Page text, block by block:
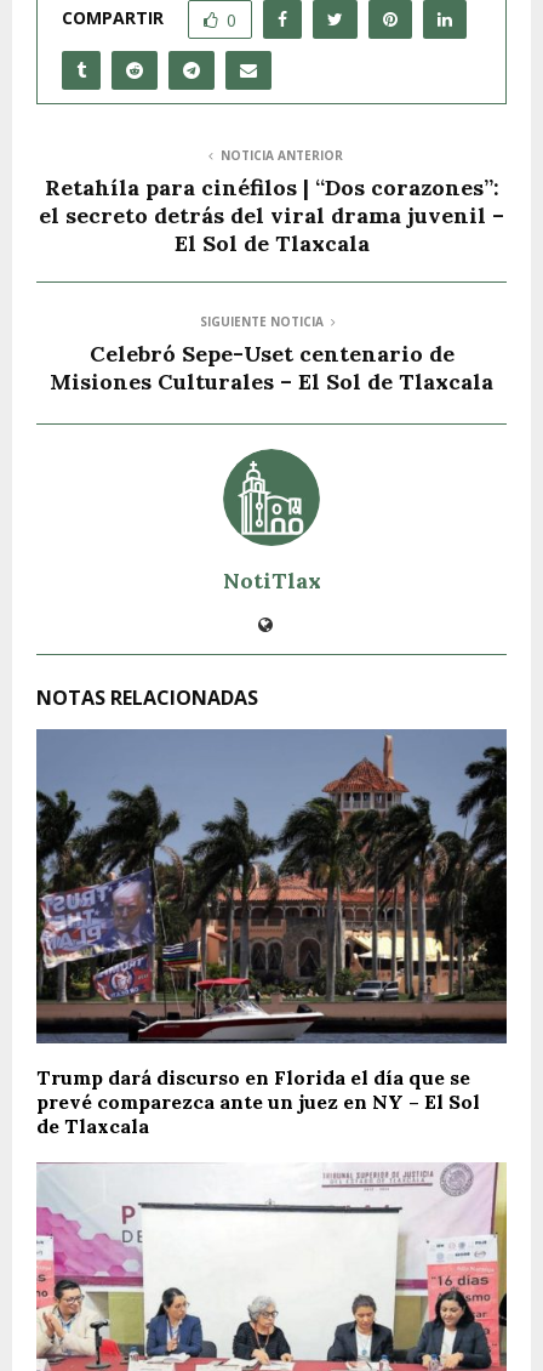
COMPARTIR 0
NOTICIA ANTERIOR
Retahíla para cinéfilos | “Dos corazones”:
el secreto detrás del viral drama juvenil –
El Sol de Tlaxcala
SIGUIENTE NOTICIA
Celebró Sepe-Uset centenario de
Misiones Culturales – El Sol de Tlaxcala
NotiTlax
NOTAS RELACIONADAS
Trump dará discurso en Florida el día que se
prevé comparezca ante un juez en NY – El Sol
de Tlaxcala